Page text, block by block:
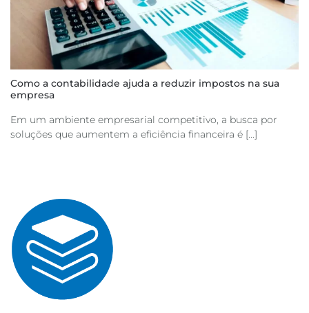
Como a contabilidade ajuda a reduzir impostos na sua
empresa
Em um ambiente empresarial competitivo, a busca por
soluções que aumentem a eficiência financeira é [...]